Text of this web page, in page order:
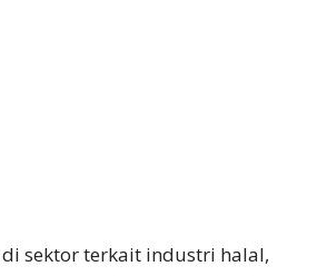
sektor terkait industri halal,